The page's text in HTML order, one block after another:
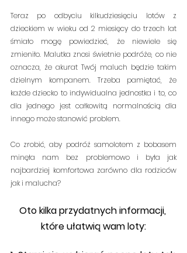
Teraz po odbyciu kilkudziesięciu lotów z
dzieckiem w wieku od 2 miesięcy do trzech lat
śmiało mogę powiedzieć, że niewiele się
zmieniło. Malutka znosi świetnie podróże, co nie
oznacza, że akurat Twój maluch będzie takim
dzielnym kompanem. Trzeba pamiętać, że
każde dziecko to indywidualna jednostka i to, co
dla jednego jest całkowitą normalnością dla
innego może stanowić problem.
Co zrobić, aby podróż samolotem z bobasem
minęła nam bez problemowo i była jak
najbardziej komfortowa zarówno dla rodziców
jak i malucha?
Oto kilka przydatnych informacji,
które ułatwią wam loty: